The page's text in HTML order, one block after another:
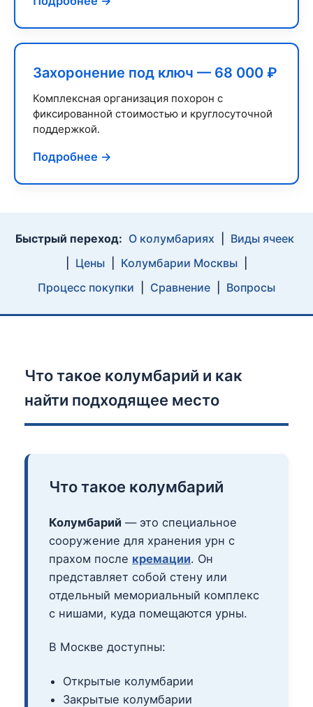
Захоронение под ключ — 68 000 ₽
Комплексная организация похорон с
фиксированной стоимостью и круглосуточной
поддержкой.
Подробнее →
Быстрый переход: О колумбариях
Виды ячеек
Цены Колумбарии Москвы
Процесс покупки
Сравнение Вопросы
Что такое колумбарий и как
найти подходящее место
Что такое колумбарий
Колумбарий — это специальное
сооружение для хранения урн с
прахом после кремации. Он
представляет собой стену или
отдельный мемориальный комплекс
с нишами, куда помещаются урны.
В Москве доступны:
Открытые колумбарии
Закрытые колумбарии